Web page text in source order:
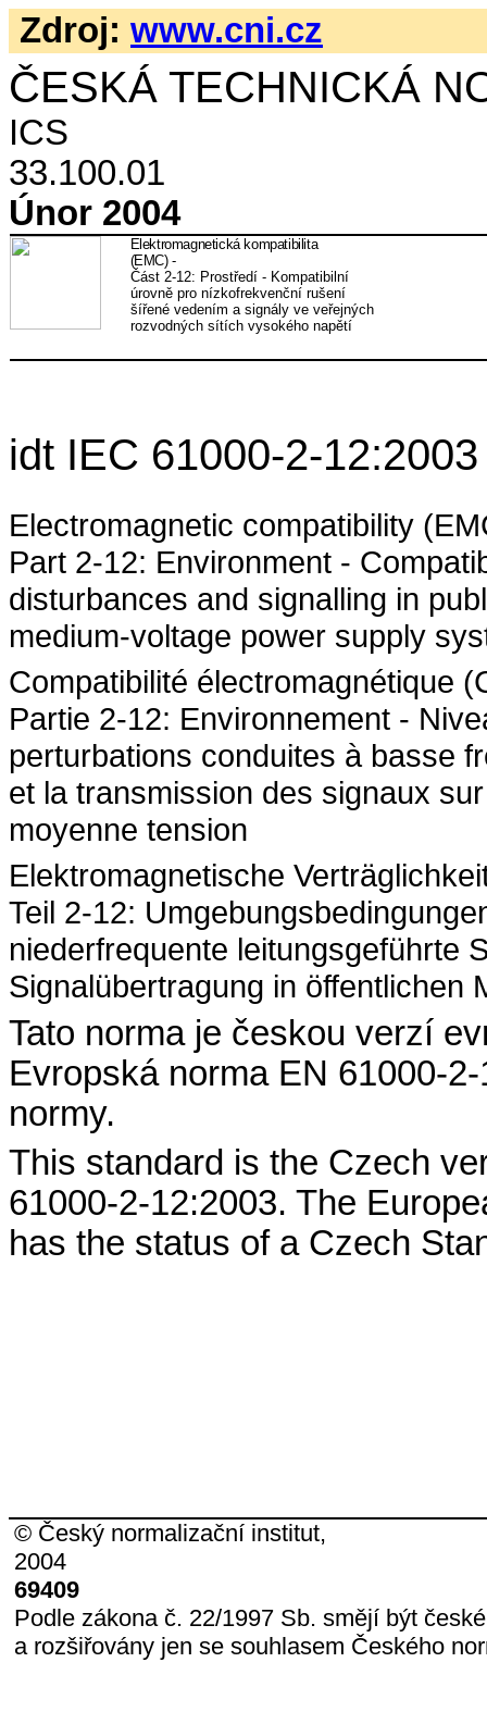
Zdroj: www.cni.cz
ČESKÁ TECHNICKÁ
ICS
33.100.01
Únor 2004
Elektromagnetická kompatibilita
(EMC) -
Část 2-12: Prostředí - Kompatibilní
úrovně pro nízkofrekvenční rušení
šířené vedením a signály ve veřejných
rozvodných sítích vysokého napětí
idt IEC 61000-2-12:2003
Electromagnetic compatibility
Part 2-12: Environment -
disturbances and signalling in
medium-voltage power supply
Compatibilité électromagnétique
Partie 2-12: Environnement -
perturbations conduites à basse
et la transmission des signaux
moyenne tension
Elektromagnetische
Teil 2-12:
niederfrequente leitungsgeführte
Signalübertragung in öffentlichen
Tato norma je českou verzí
Evropská norma EN 61000-
normy.
This standard is the Czech
61000-2-12:2003. The
has the status of a Czech
© Český normalizační institut,
2004
69409
Podle zákona č. 22/1997 Sb. smějí být
a rozšiřovány jen se souhlasem Českého